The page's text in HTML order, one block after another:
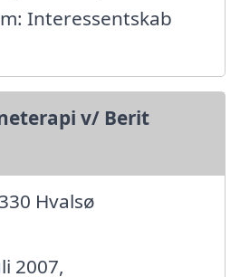
Interessentskab
v/ Berit
Hvalsø
2007,